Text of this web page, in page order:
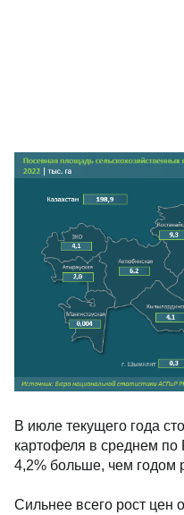
В июле текущего года
картофеля в среднем по
4,2% больше, чем годом
Сильнее всего рост цен